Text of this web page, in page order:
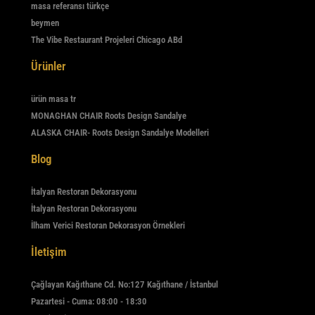
masa referansı türkçe
beymen
The Vibe Restaurant Projeleri Chicago ABd
Ürünler
ürün masa tr
MONAGHAN CHAIR Roots Design Sandalye
ALASKA CHAIR- Roots Design Sandalye Modelleri
Blog
İtalyan Restoran Dekorasyonu
İtalyan Restoran Dekorasyonu
İlham Verici Restoran Dekorasyon Örnekleri
İletişim
Çağlayan Kağıthane Cd. No:127 Kağıthane / İstanbul
Pazartesi - Cuma: 08:00 - 18:30